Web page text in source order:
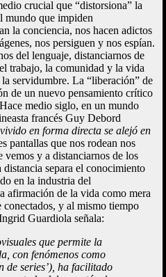
crucial que “distorsiona” la
mundo que impiden
la conciencia, nos hacen adictos
nos persiguen y nos espían.
del lenguaje, distanciarnos de
trabajo, la comunidad y la vida
servidumbre. La “liberación” de
de un nuevo pensamiento crítico
medio siglo, en un mundo
francés Guy Debord
en forma directa se alejó en
pantallas que nos rodean nos
y a distanciarnos de los
separa el conocimiento
en la industria del
afirmación de la vida como mera
conectados, y al mismo tiempo
Guardiola señala:
que permite la
con fenómenos como
de series’), ha facilitado